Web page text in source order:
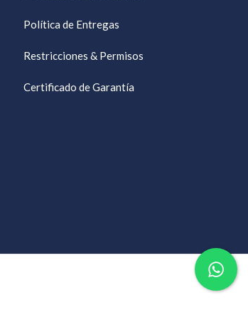
Política de Entregas
Restricciones & Permisos
Certificado de Garantía